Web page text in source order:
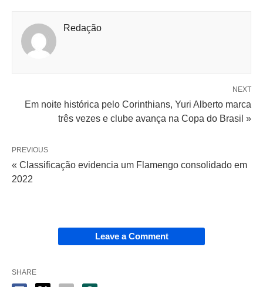
Redação
NEXT
Em noite histórica pelo Corinthians, Yuri Alberto marca
três vezes e clube avança na Copa do Brasil »
PREVIOUS
« Classificação evidencia um Flamengo consolidado em
2022
Leave a Comment
SHARE